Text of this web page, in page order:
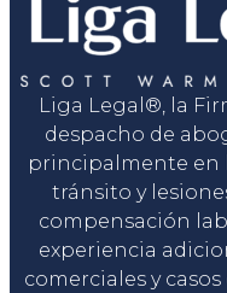
Liga Legal®, la
despacho de
principalmente en
tránsito y
compensación
experiencia
comerciales y